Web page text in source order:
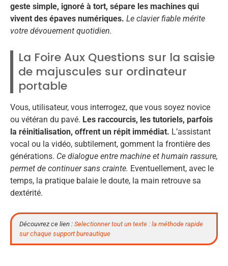
geste simple, ignoré à tort, sépare les machines qui
vivent des épaves numériques. Le clavier fiable mérite
votre dévouement quotidien.
La Foire Aux Questions sur la saisie
de majuscules sur ordinateur
portable
Vous, utilisateur, vous interrogez, que vous soyez novice
ou vétéran du pavé. Les raccourcis, les tutoriels, parfois
la réinitialisation, offrent un répit immédiat. L’assistant
vocal ou la vidéo, subtilement, gomment la frontière des
générations. Ce dialogue entre machine et humain rassure,
permet de continuer sans crainte. Eventuellement, avec le
temps, la pratique balaie le doute, la main retrouve sa
dextérité.
Découvrez ce lien : Selectionner tout un texte : la méthode rapide
sur chaque support bureautique